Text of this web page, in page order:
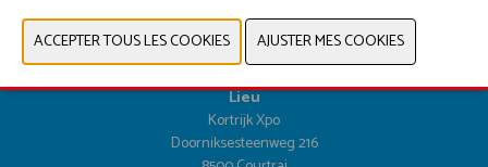
Mercredi 26 avril 2028 de 9h30 à 17h00
Jeudi 27 avril 2028 de 9h30 à 16h00
Lieu
Kortrijk Xpo
Doorniksesteenweg 216